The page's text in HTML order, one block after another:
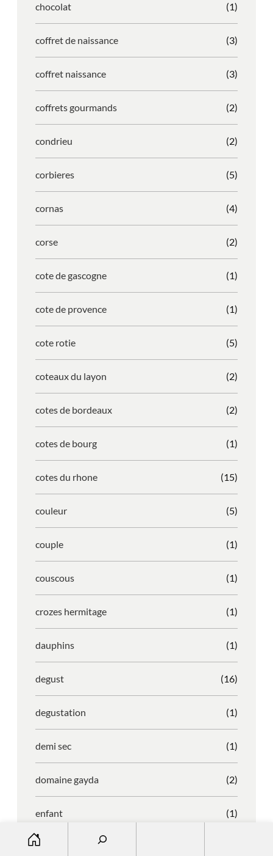
chocolat (1)
coffret de naissance (3)
coffret naissance (3)
coffrets gourmands (2)
condrieu (2)
corbieres (5)
cornas (4)
corse (2)
cote de gascogne (1)
cote de provence (1)
cote rotie (5)
coteaux du layon (2)
cotes de bordeaux (2)
cotes de bourg (1)
cotes du rhone (15)
couleur (5)
couple (1)
couscous (1)
crozes hermitage (1)
dauphins (1)
degust (16)
degustation (1)
demi sec (1)
domaine gayda (2)
enfant (1)
entreprise